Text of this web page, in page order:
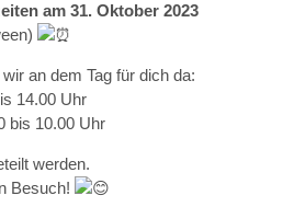
am 31. Oktober 2023
an dem Tag für dich da:
14.00 Uhr
bis 10.00 Uhr
werden.
Besuch!